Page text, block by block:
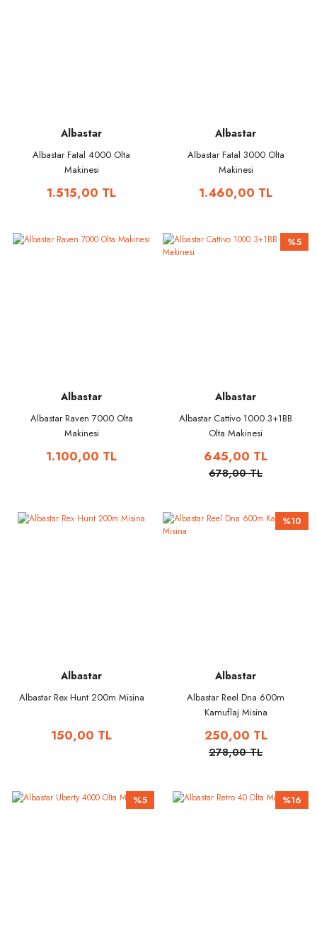
Albastar
Albastar Fatal 4000 Olta
Makinesi
1.515,00 TL
Albastar
Albastar Fatal 3000 Olta
Makinesi
1.460,00 TL
Albastar
Albastar Raven 7000 Olta
Makinesi
1.100,00 TL
%5
Albastar
Albastar Cattivo 1000 3+1BB
Olta Makinesi
645,00 TL
678,00 TL
Albastar
Albastar Rex Hunt 200m Misina
150,00 TL
%10
Albastar
Albastar Reel Dna 600m
Kamuflaj Misina
250,00 TL
278,00 TL
%5 %16